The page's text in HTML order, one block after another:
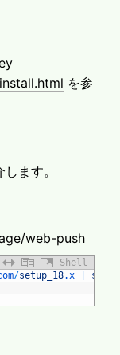
を参
ます。
web-push
Shell
/setup_18.x sudo